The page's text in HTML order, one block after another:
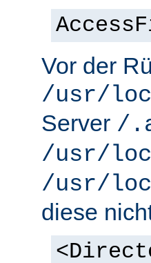
Vor der
/usr/
Server /
/usr/
/usr/
diese